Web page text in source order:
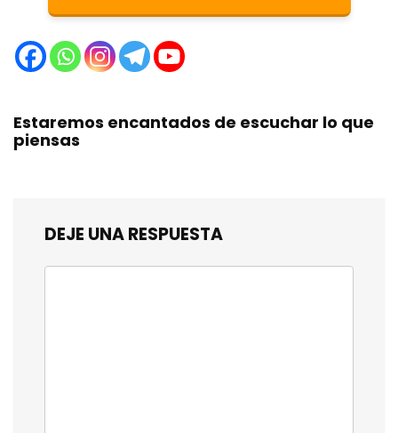
Estaremos encantados de escuchar lo que
piensas
DEJE UNA RESPUESTA